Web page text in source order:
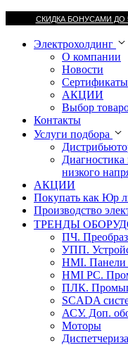
СКИДКА БОНУСАМИ ДО
Электрохолдинг
О компании
Новости
Сертификаты
АКЦИИ
Выбор
Контакты
Услуги подбора
Диагностика
низкого
АКЦИИ
Покупать как Юр
Производство
ТРЕНДЫ
ПЧ.
УПП.
HMI. Панели
HMI РС.
ПЛК.
SCADA
АСУ. Доп.
Моторы